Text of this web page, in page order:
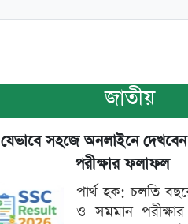
জাতীয়
যেভাবে সহজে অনলাইনে
পরীক্ষার ফলাফল
পার্থ হক: চলতি
ও সমমান